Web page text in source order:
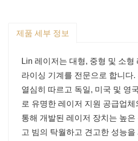
제품 세부 정보
Lin 레이저는 대형, 중형 및 소형
라이싱 기계를 전문으로 합니다
열심히 따르고 독일, 미국 및 영
로 유명한 레이저 지원 공급업
통해 개발된 레이저 장치는 높은
고 빔의 탁월하고 견고한 성능을